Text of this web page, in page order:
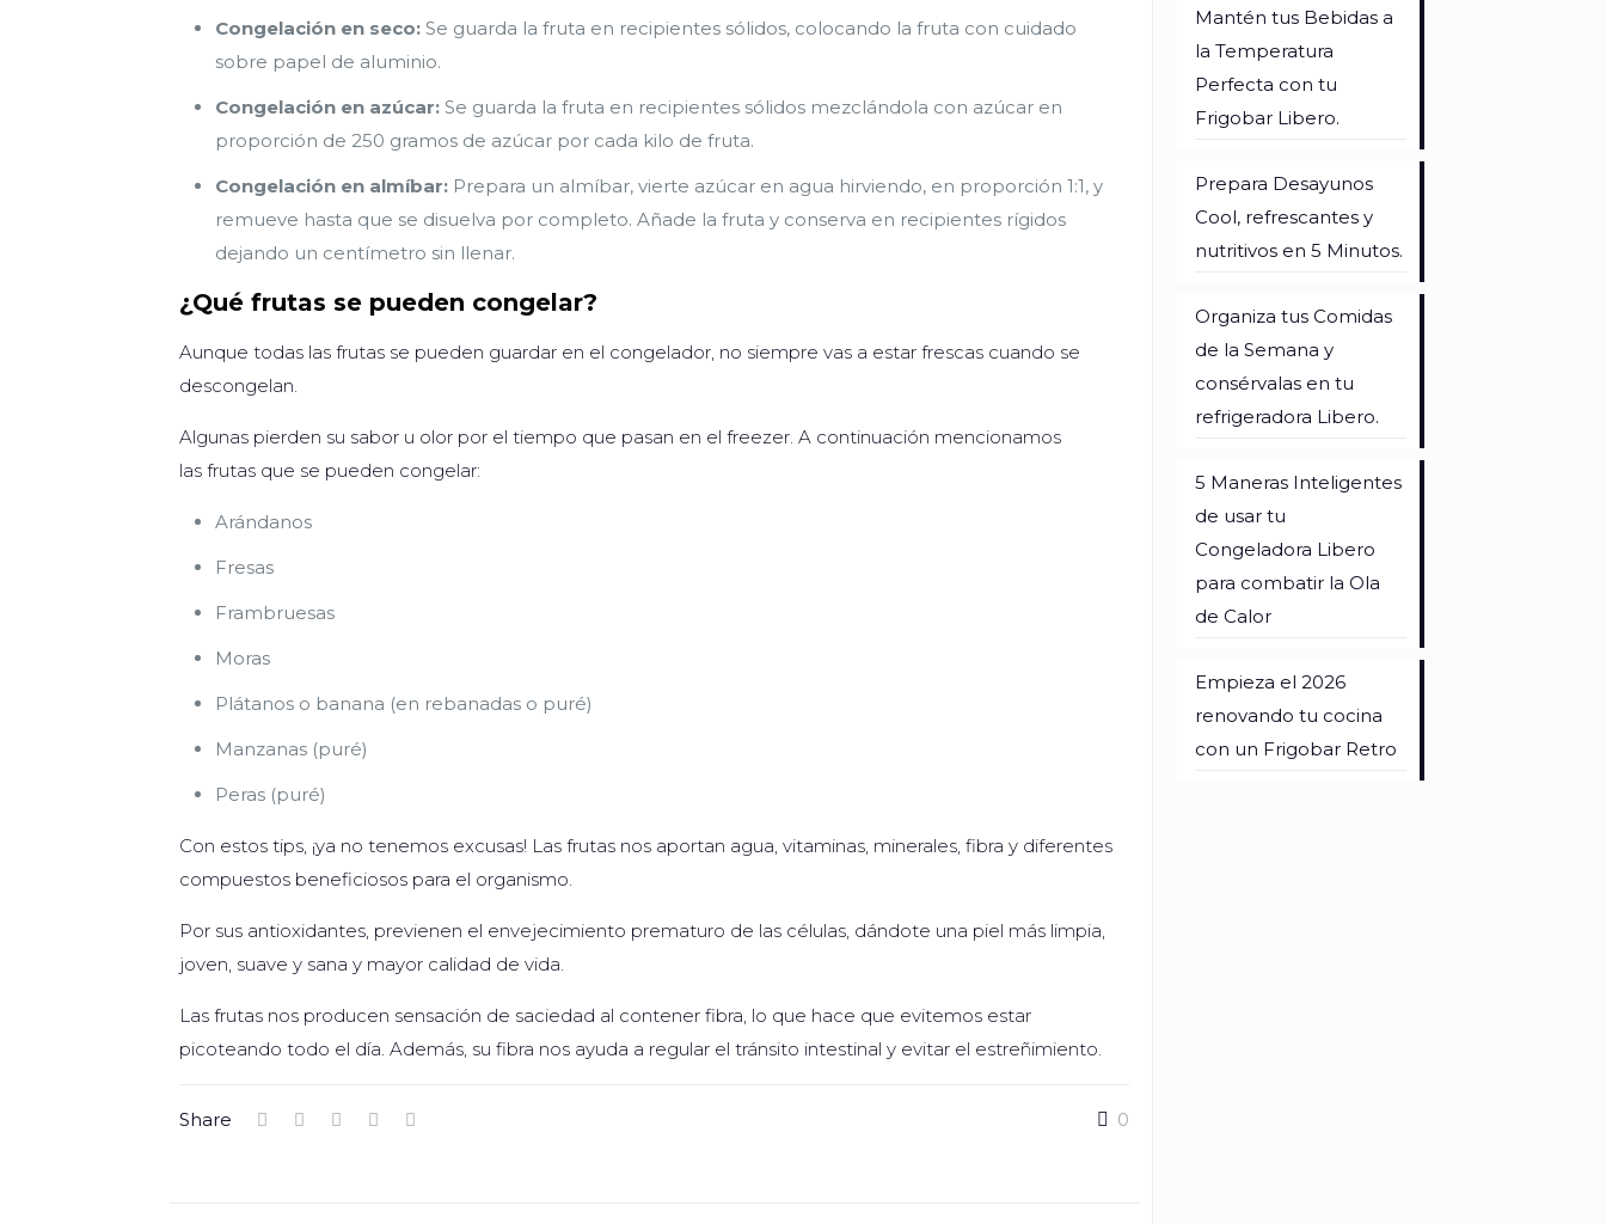
Congelación en seco: Se guarda la fruta en recipientes sólidos, colocando la fruta con cuidado
sobre papel de aluminio.
Congelación en azúcar: Se guarda la fruta en recipientes sólidos mezclándola con azúcar en
proporción de 250 gramos de azúcar por cada kilo de fruta.
Congelación en almíbar: Prepara un almíbar, vierte azúcar en agua hirviendo, en proporción 1:1, y
remueve hasta que se disuelva por completo. Añade la fruta y conserva en recipientes rígidos
dejando un centímetro sin llenar.
¿Qué frutas se pueden congelar?
Aunque todas las frutas se pueden guardar en el congelador, no siempre vas a estar frescas cuando se
descongelan.
Algunas pierden su sabor u olor por el tiempo que pasan en el freezer. A continuación mencionamos
las frutas que se pueden congelar:
Arándanos
Fresas
Frambruesas
Moras
Plátanos o banana (en rebanadas o puré)
Manzanas (puré)
Peras (puré)
Con estos tips, ¡ya no tenemos excusas! Las frutas nos aportan agua, vitaminas, minerales, fibra y diferentes
compuestos beneficiosos para el organismo.
Por sus antioxidantes, previenen el envejecimiento prematuro de las células, dándote una piel más limpia,
joven, suave y sana y mayor calidad de vida.
Las frutas nos producen sensación de saciedad al contener fibra, lo que hace que evitemos estar
picoteando todo el día. Además, su fibra nos ayuda a regular el tránsito intestinal y evitar el estreñimiento.
Share 0
Mantén tus Bebidas a
la Temperatura
Perfecta con tu
Frigobar Libero.
Prepara Desayunos
Cool, refrescantes y
nutritivos en 5 Minutos.
Organiza tus Comidas
de la Semana y
consérvalas en tu
refrigeradora Libero.
5 Maneras Inteligentes
de usar tu
Congeladora Libero
para combatir la Ola
de Calor
Empieza el 2026
renovando tu cocina
con un Frigobar Retro